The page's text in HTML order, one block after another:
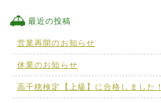
最近の投稿
営業再開のお知らせ
休業のお知らせ
高千穂検定【上級】に合格しました！